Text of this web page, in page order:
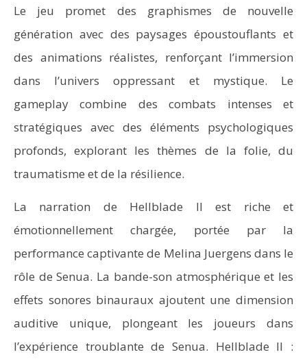
Le jeu promet des graphismes de nouvelle
génération avec des paysages époustouflants et
des animations réalistes, renforçant l’immersion
dans l’univers oppressant et mystique. Le
gameplay combine des combats intenses et
stratégiques avec des éléments psychologiques
profonds, explorant les thèmes de la folie, du
traumatisme et de la résilience.
La narration de Hellblade II est riche et
émotionnellement chargée, portée par la
performance captivante de Melina Juergens dans le
rôle de Senua. La bande-son atmosphérique et les
effets sonores binauraux ajoutent une dimension
auditive unique, plongeant les joueurs dans
l’expérience troublante de Senua. Hellblade II :